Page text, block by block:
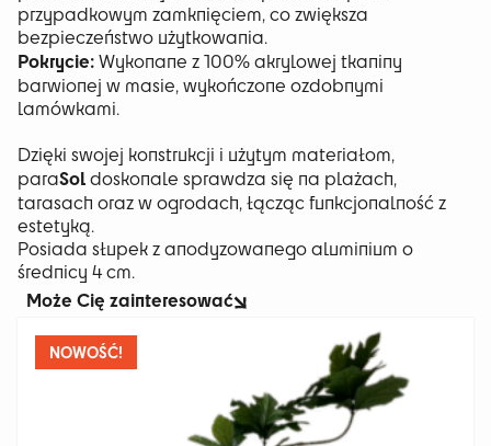
przypadkowym zamknięciem, co zwiększa
bezpieczeństwo użytkowania.
Pokrycie:Wykonane z 100% akrylowej tkaniny
barwionej w masie, wykończone ozdobnymi
lamówkami.
Dzięki swojej konstrukcji i użytym materiałom,
paraSoldoskonale sprawdza się na plażach,
tarasach oraz w ogrodach, łącząc funkcjonalność z
estetyką.
Posiada słupek z anodyzowanego aluminium o
średnicy 4 cm.
Może Cię zainteresować
NOWOŚĆ!